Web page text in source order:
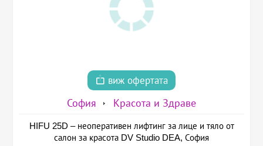
виж офертата
София Красота и Здраве
HIFU 25D – неоперативен лифтинг за лице и тяло от
салон за красота DV Studio DEA, София